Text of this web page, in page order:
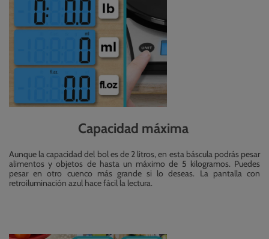
Capacidad máxima
Aunque la capacidad del bol es de 2 litros, en esta báscula podrás pesar
alimentos y objetos de hasta un máximo de 5 kilogramos. Puedes
pesar en otro cuenco más grande si lo deseas. La pantalla con
retroiluminación azul hace fácil la lectura.